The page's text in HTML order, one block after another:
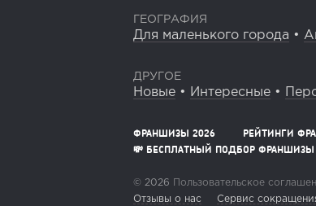
ГЕОГРАФИЯ
Для маленького города •
ДРУГОЕ
Новые • Интересные •
ФРАНШИЗЫ 2026 РЕЙТИНГИ
💸 БЕСПЛАТНЫЙ ПОДБОР ФРАНШИЗЫ
© 2026 Пользовательское
Отзывы о нас
Сервис